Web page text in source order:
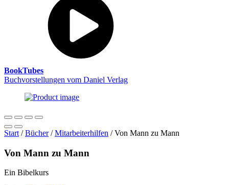
BookTubes
Buchvorstellungen vom Daniel Verlag
Start /Bücher/Mitarbeiterhilfen / Von Mann zu Mann
Von Mann zu Mann
Ein Bibelkurs